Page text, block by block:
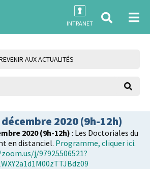
INTRANET
AUX ACTUALITÉS
décembre 2020 (9h-12h)
2020 (9h-12h): Les Doctoriales du
en distanciel. Programme, cliquer ici.
j/97925506521?